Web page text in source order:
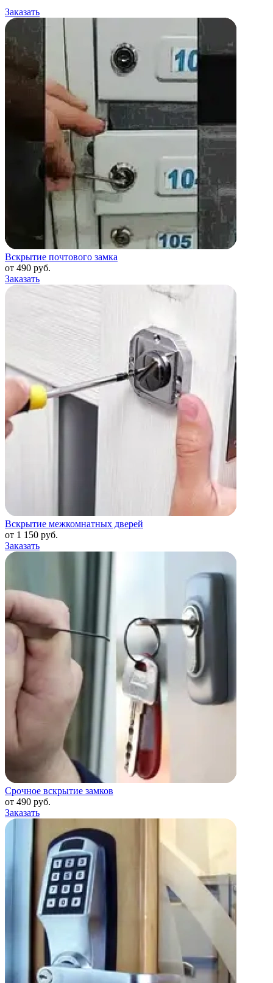
Заказать
Вскрытие почтового замка
от 490 руб.
Заказать
Вскрытие межкомнатных дверей
от 1 150 руб.
Заказать
Срочное вскрытие замков
от 490 руб.
Заказать